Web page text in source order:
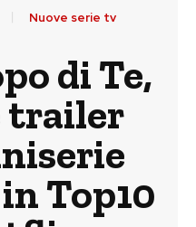
Nuove serie tv
di Te,
trailer
Top10